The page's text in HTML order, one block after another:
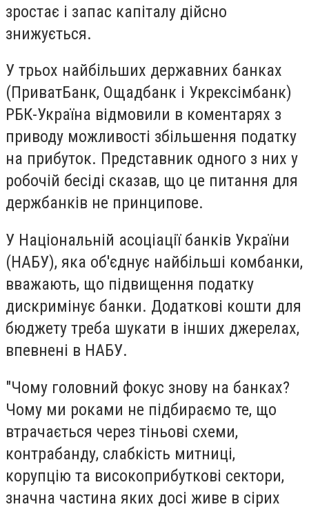
зростає і запас капіталу дійсно
знижується.
У трьох найбільших державних банках
(ПриватБанк, Ощадбанк і Укрексімбанк)
РБК-Україна відмовили в коментарях з
приводу можливості збільшення податку
на прибуток. Представник одного з них у
робочій бесіді сказав, що це питання для
держбанків не принципове.
У Національній асоціації банків України
(НАБУ), яка об'єднує найбільші комбанки,
вважають, що підвищення податку
дискримінує банки. Додаткові кошти для
бюджету треба шукати в інших джерелах,
впевнені в НАБУ.
"Чому головний фокус знову на банках?
Чому ми роками не підбираємо те, що
втрачається через тіньові схеми,
контрабанду, слабкість митниці,
корупцію та високоприбуткові сектори,
значна частина яких досі живе в сірих